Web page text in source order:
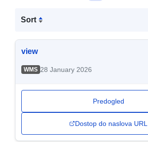
Sort
view
WMS 28 January 2026
Predogled
Dostop do naslova URL